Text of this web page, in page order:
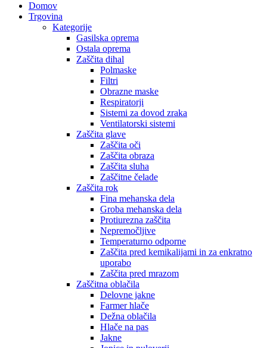
Domov
Trgovina
Kategorije
Gasilska oprema
Ostala oprema
Zaščita dihal
Polmaske
Filtri
Obrazne maske
Respiratorji
Sistemi za dovod zraka
Ventilatorski sistemi
Zaščita glave
Zaščita oči
Zaščita obraza
Zaščita sluha
Zaščitne čelade
Zaščita rok
Fina mehanska dela
Groba mehanska dela
Protiurezna zaščita
Nepremočljive
Temperaturno odporne
Zaščita pred kemikalijami in za enkratno
uporabo
Zaščita pred mrazom
Zaščitna oblačila
Delovne jakne
Farmer hlače
Dežna oblačila
Hlače na pas
Jakne